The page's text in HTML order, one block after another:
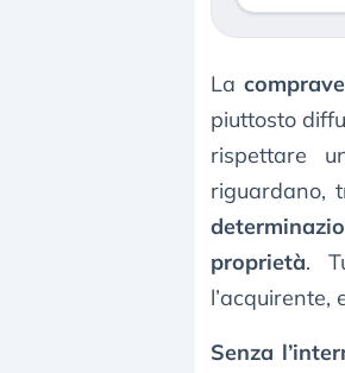
La
piuttosto
rispettare
riguardano,
proprietà.
l’acquirente,
Senza
3